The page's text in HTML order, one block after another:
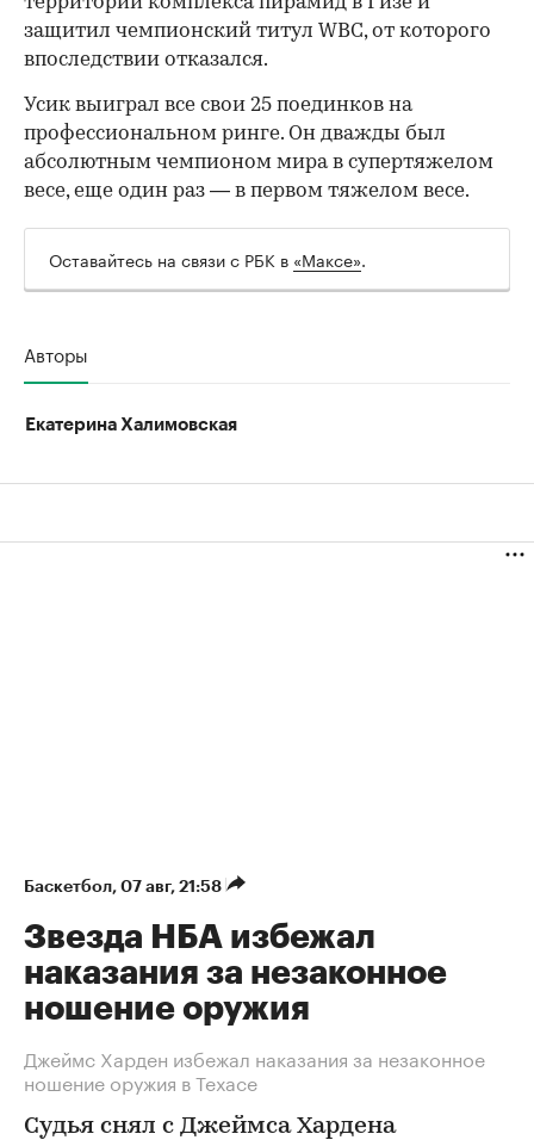
защитил чемпионский титул WBC, от которого
впоследствии отказался.
Усик выиграл все свои 25 поединков на
профессиональном ринге. Он дважды был
абсолютным чемпионом мира в супертяжелом
весе, еще один раз — в первом тяжелом весе.
Оставайтесь на связи с РБК в «Максе».
Авторы
Екатерина Халимовская
Баскетбол 07 авг, 21:58
Звезда НБА избежал
наказания за незаконное
ношение оружия
Джеймс Харден избежал наказания за незаконное
ношение оружия в Техасе
Судья снял с Джеймса Хардена